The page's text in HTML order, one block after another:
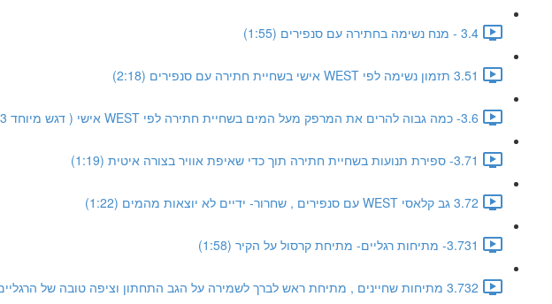
3.4 - מנח נשימה בחתירה עם סנפירים (1:55)
3.51 תזמון נשימה לפי WEST אישי בשחיית חתירה עם סנפירים (2:18)
3.6- כמה גבוה להרים את המרפק מעל המים בשחיית חתירה לפי WEST אישי ( דגש מיוחד 3) (2:05)
3.71- ספירת תנועות בשחיית חתירה תוך כדי שאיפת אוויר בצורה איטית (1:19)
3.72 גב קלאסי WEST עם סנפירים , שחרור- ידיים לא יוצאות מהמים (1:22)
3.731- מתיחות רגליים- מתיחת קרסול על הקיר (1:58)
3.732 מתיחות שחיינים , מתיחת ראש לברך לשמירה על הגב התחתון וציפה טובה של הרגליים (1:06)